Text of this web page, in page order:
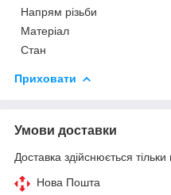
Напрям різьби
Матеріал
Стан
Приховати
Умови доставки
Доставка здійснюється
Нова Пошта